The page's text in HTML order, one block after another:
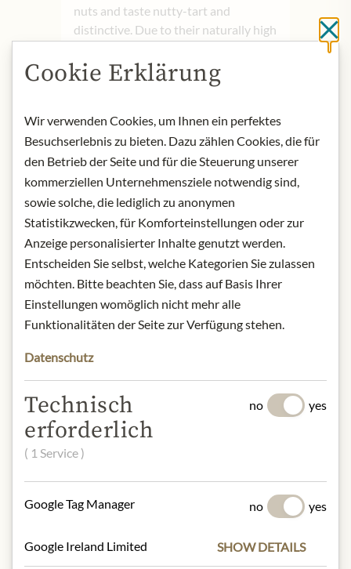
nuts and taste nutty-tart and
distinctive. Due to their naturally high
pumpkin seeds are the Styrian
spermidine source par excellence.
product name: Pumpkin seeds
origin: Austria
storage: Store in a cool and dry place,
protected from light
contact: Estyria Naturprodukte
GmbH, Wollsdorf 75, 8181 St.
Ruprecht/Raab, Austria
* Wir bitten um Verständnis, dass das
Produktdesign von der Abbildung
abweichen kann.
100% Pumpkin seeds
Gluten
100g contain on average:
Calories (energy):
2413 kJ / 582 kcal
- of which saturates:
Cookie Erklärung
Wir verwenden Cookies, um Ihnen ein perfektes
Besuchserlebnis zu bieten. Dazu zählen Cookies, die für
den Betrieb der Seite und für die Steuerung unserer
kommerziellen Unternehmensziele notwendig sind,
sowie solche, die lediglich zu anonymen
Statistikzwecken, für Komforteinstellungen oder zur
Anzeige personalisierter Inhalte genutzt werden.
Entscheiden Sie selbst, welche Kategorien Sie zulassen
möchten. Bitte beachten Sie, dass auf Basis Ihrer
Einstellungen womöglich nicht mehr alle
Funktionalitäten der Seite zur Verfügung stehen.
Datenschutz
Technisch
erforderlich
( 1 Service )
no yes
Google Tag Manager no yes
Google Ireland Limited SHOW DETAILS